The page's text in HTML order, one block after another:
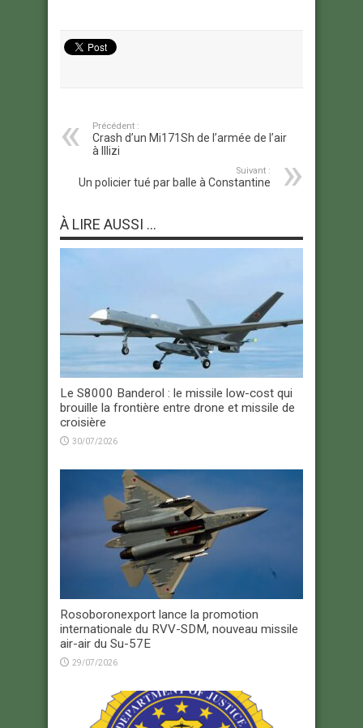
Précédent :
Crash d’un Mi171Sh de l’armée de l’air
à Illizi
Suivant :
Un policier tué par balle à Constantine
À LIRE AUSSI ...
Le S8000 Banderol : le missile low-cost qui
brouille la frontière entre drone et missile de
croisière
30/07/2026
Rosoboronexport lance la promotion
internationale du RVV-SDM, nouveau missile
air-air du Su-57E
29/07/2026